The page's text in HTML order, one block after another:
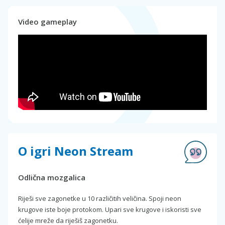
Video gameplay
O igri Neon Stream
Odlična mozgalica
Riješi sve zagonetke u 10 različitih veličina. Spoji neon
krugove iste boje protokom. Upari sve krugove i iskoristi sve
ćelije mreže da riješiš zagonetku.